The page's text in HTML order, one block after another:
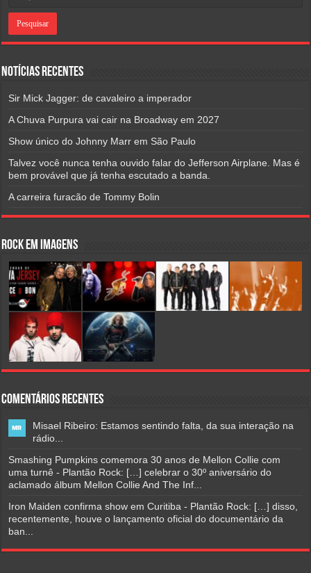
Notícias Recentes
Sir Mick Jagger: de cavaleiro a imperador
A Chuva Purpura vai cair na Broadway em 2027
Show único do Johnny Marr em São Paulo
Talvez você nunca tenha ouvido falar do Jefferson Airplane. Mas é
bem provável que já tenha escutado a banda.
A carreira furacão de Tommy Bolin
Rock em Imagens
Comentários Recentes
Misael Ribeiro: Estamos sentindo falta, da sua interação na
rádio...
Smashing Pumpkins comemora 30 anos de Mellon Collie com
uma turnê - Plantão Rock: […] celebrar o 30º aniversário do
aclamado álbum Mellon Collie And The Inf...
Iron Maiden confirma show em Curitiba - Plantão Rock: […] disso,
recentemente, houve o lançamento oficial do documentário da
ban...